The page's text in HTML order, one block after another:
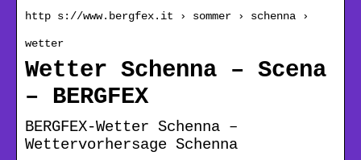
http s://www.bergfex.it › sommer › schenna ›
wetter
Wetter Schenna – Scena
– BERGFEX
BERGFEX-Wetter Schenna –
Wettervorhersage Schenna